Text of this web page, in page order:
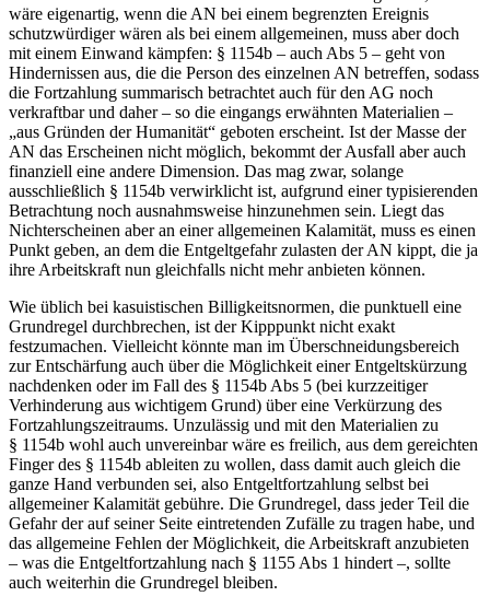
wäre eigenartig, wenn die AN bei einem begrenzten Ereignis
schutzwürdiger wären als bei einem allgemeinen, muss aber doch
mit einem Einwand kämpfen: § 1154b – auch Abs 5 – geht von
Hindernissen aus, die die Person des einzelnen AN betreffen, sodass
die Fortzahlung summarisch betrachtet auch für den AG noch
verkraftbar und daher – so die eingangs erwähnten Materialien –
„aus Gründen der Humanität“ geboten erscheint. Ist derMasse der
AN das Erscheinen nicht möglich, bekommt der Ausfall aber auch
finanziell eine andere Dimension. Das mag zwar, solange
ausschließlich § 1154b verwirklicht ist, aufgrund einer typisierenden
Betrachtung noch ausnahmsweise hinzunehmen sein. Liegt das
Nichterscheinen aber an einerallgemeinen Kalamität, muss es einen
Punkt geben, an dem die Entgeltgefahr zulasten der AN kippt, die ja
ihre Arbeitskraft nun gleichfalls nicht mehr anbieten können.
Wie üblich bei kasuistischen Billigkeitsnormen, die punktuell eine
Grundregel durchbrechen, ist der Kipppunkt nicht exakt
festzumachen. Vielleicht könnte man im Überschneidungsbereich
zur Entschärfung auch über die Möglichkeit einerEntgeltskürzung
nachdenken oder im Fall des § 1154b Abs 5 (bei kurzzeitiger
Verhinderung aus wichtigem Grund) über eine Verkürzung des
Fortzahlungszeitraums. Unzulässig und mit den Materialien zu
§ 1154b wohl auch unvereinbar wäre es freilich, aus dem gereichten
Finger des § 1154b ableiten zu wollen, dass damit auch gleich die
ganze Hand verbunden sei, also Entgeltfortzahlung selbst bei
allgemeinerKalamität gebühre. Die Grundregel, dass jeder Teil die
Gefahr der aufseinerSeite eintretenden Zufälle zu tragen habe, und
das allgemeine Fehlen der Möglichkeit, die Arbeitskraft anzubieten
– was die Entgeltfortzahlung nach § 1155 Abs 1 hindert –, sollte
auch weiterhin die Grundregel bleiben.